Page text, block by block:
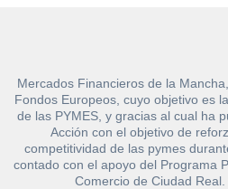
Mercados Financieros de la
Fondos Europeos, cuyo objetivo es
de las PYMES, y gracias al cual ha
Acción con el objetivo de
competitividad de las pymes
contado con el apoyo del Programa
Comercio de Ciudad